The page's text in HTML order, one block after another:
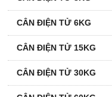
CÂN ĐIỆN TỬ 6KG
CÂN ĐIỆN TỬ 15KG
CÂN ĐIỆN TỬ 30KG